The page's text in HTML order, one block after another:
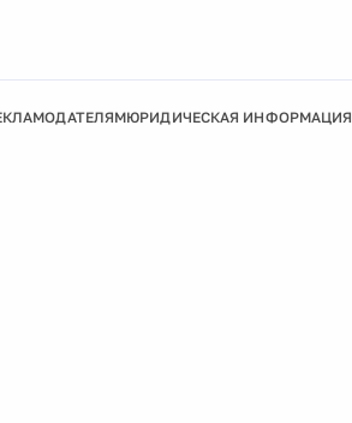
ЮРИДИЧЕСКАЯ ИНФОРМАЦИЯ